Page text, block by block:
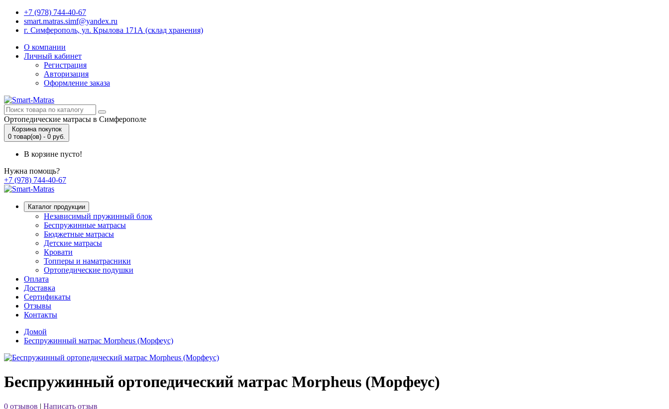
+7 (978) 744-40-67
smart.matras.simf@yandex.ru
г. Симферополь, ул. Крылова 171А (склад хранения)
О компании
Личный кабинет
Регистрация
Авторизация
Оформление заказа
Ортопедические матрасы в Симферополе
Корзина покупок
0 товар(ов) - 0 руб.
В корзине пусто!
Нужна помощь?
+7 (978) 744-40-67
Каталог продукции
Независимый пружинный блок
Беспружинные матрасы
Бюджетные матрасы
Детские матрасы
Кровати
Топперы и наматрасники
Ортопедические подушки
Оплата
Доставка
Сертификаты
Отзывы
Контакты
Домой
Беспружинный матрас Morpheus (Морфеус)
Беспружинный ортопедический матрас Morpheus (Морфеус)
0 отзывов | Написать отзыв